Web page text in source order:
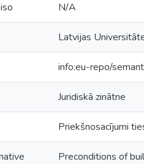
N/A
Latvijas
info:eu-repo/
Juridiskā zinātne
Priekšnosacījumi
Preconditions of